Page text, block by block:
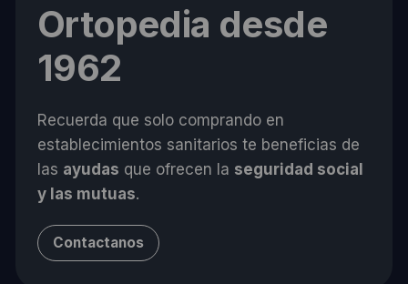
Ortopedia desde
1962
Recuerda que solo comprando en
establecimientos sanitarios te beneficias de
las ayudas que ofrecen la seguridad social
y las mutuas.
Contactanos